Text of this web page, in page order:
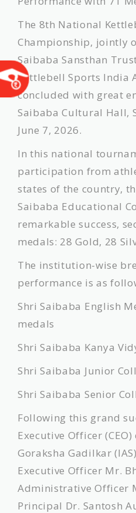
​The 8th National
Championship, jointly
Saibaba Sansthan
Kettlebell Sports India
concluded with great
Saibaba Cultural Hall,
June 7, 2026.
​In this national
participation from
states of the country,
Saibaba Educational
remarkable success,
medals: 28 Gold, 28
​The institution-wise
performance is as
​Shri Saibaba English
medals
​Shri Saibaba Kanya
​Shri Saibaba Junior
​Shri Saibaba Senior
​Following this grand
Executive Officer
Goraksha Gadilkar
Executive Officer Mr.
Administrative Officer
Principal Dr. Santosh